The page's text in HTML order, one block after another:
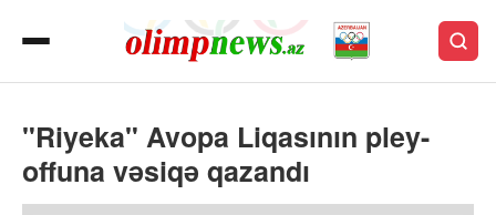
"Riyeka" Avopa Liqasının pley-
offuna vəsiqə qazandı